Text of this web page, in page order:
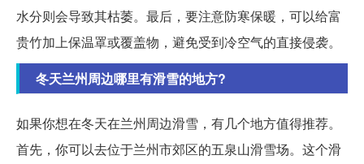
水分则会导致其枯萎。最后，要注意防寒保暖，可以给富
贵竹加上保温罩或覆盖物，避免受到冷空气的直接侵袭。
冬天兰州周边哪里有滑雪的地方?
如果你想在冬天在兰州周边滑雪，有几个地方值得推荐。
首先，你可以去位于兰州市郊区的五泉山滑雪场。这个滑